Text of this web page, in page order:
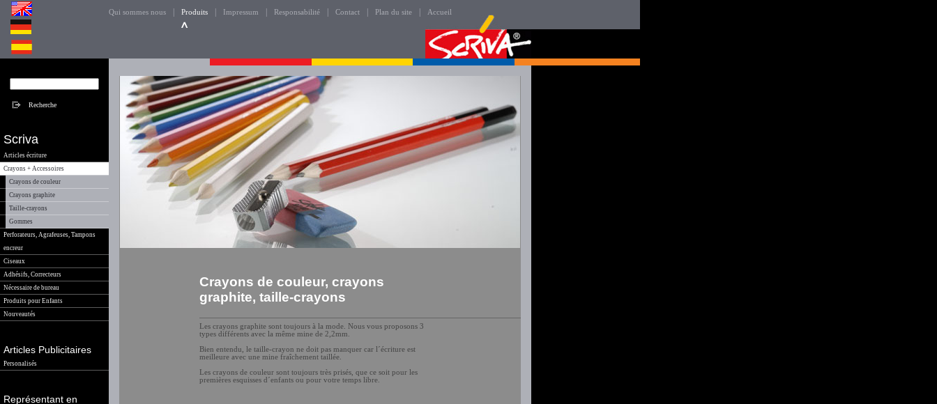
Qui sommes nous Produits Impressum Responsabilité Contact Plan du site Accueil
Scriva
Articles écriture
Crayons + Accessoires
Crayons de couleur
Crayons graphite
Taille-crayons
Gommes
Perforateurs, Agrafeuses, Tampons
encreur
Ciseaux
Adhésifs, Correcteurs
Nécessaire de bureau
Produits pour Enfants
Nouveautés
Articles Publicitaires
Personalisés
Représentant en
Crayons de couleur, crayons
graphite, taille-crayons
Les crayons graphite sont toujours à la mode. Nous vous proposons 3
types différents avec la même mine de 2,2mm.
Bien entendu, le taille-crayon ne doit pas manquer car l´écriture est
meilleure avec une mine fraîchement taillée.
Les crayons de couleur sont toujours très prisés, que ce soit pour les
premières esquisses d´enfants ou pour votre temps libre.